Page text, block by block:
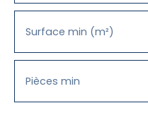
Surface min (m²)
Pièces min